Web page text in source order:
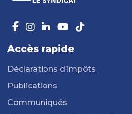
Accès rapide
Déclarations d’impôts
Publications
Communiqués